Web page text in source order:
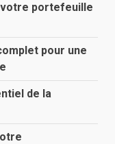
votre portefeuille
pour une
de la